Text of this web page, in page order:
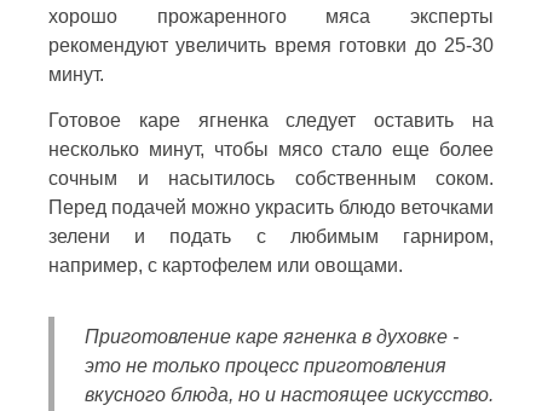
хорошо прожаренного мяса эксперты
рекомендуют увеличить время готовки до 25-30
минут.
Готовое каре ягненка следует оставить на
несколько минут, чтобы мясо стало еще более
сочным и насытилось собственным соком.
Перед подачей можно украсить блюдо веточками
зелени и подать с любимым гарниром,
например, с картофелем или овощами.
Приготовление каре ягненка в духовке -
это не только процесс приготовления
вкусного блюда, но и настоящее искусство.